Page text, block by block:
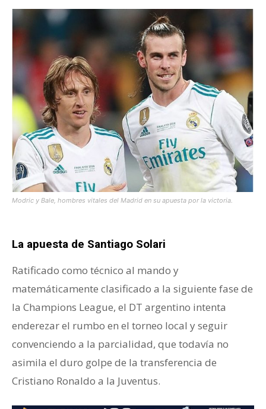
Modric y Bale, hombres vitales del Madrid en su apuesta por la victoria.
La apuesta de Santiago Solari
Ratificado como técnico al mando y
matemáticamente clasificado a la siguiente fase de
la Champions League, el DT argentino intenta
enderezar el rumbo en el torneo local y seguir
convenciendo a la parcialidad, que todavía no
asimila el duro golpe de la transferencia de
Cristiano Ronaldo a la Juventus.